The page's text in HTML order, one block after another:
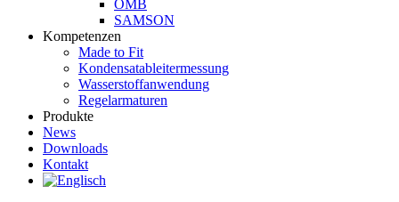
OMB
SAMSON
Kompetenzen
Made to Fit
Kondensat­ableiter­messung
Wasserstoff­anwendung
Regel­arma­turen
Produkte
News
Downloads
Kontakt